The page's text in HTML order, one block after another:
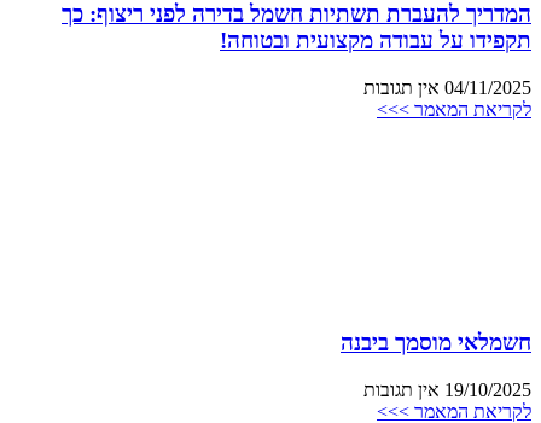
המדריך להעברת תשתיות חשמל בדירה לפני ריצוף: כך
תקפידו על עבודה מקצועית ובטוחה!
04/11/2025 אין תגובות
לקריאת המאמר >>>
חשמלאי מוסמך ביבנה
19/10/2025 אין תגובות
לקריאת המאמר >>>